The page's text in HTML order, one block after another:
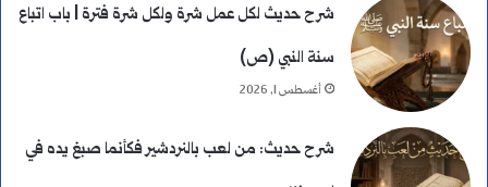
شرح حديث لكل عمل شرة ولكل شرة فترة | باب اتباع
سنة النبي (ص)
أغسطس 1, 2026
شرح حديث: من لعب بالنردشير فكأنما صبغ يده في